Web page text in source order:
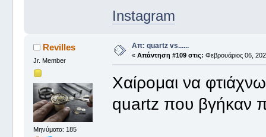
Instagram
Revilles
Jr. Member
Μηνύματα: 185
Απ: quartz vs......
« Απάντηση #109 στις: Φεβρουάριος 06,
Χαίρομαι να
quartz που βγήκαν